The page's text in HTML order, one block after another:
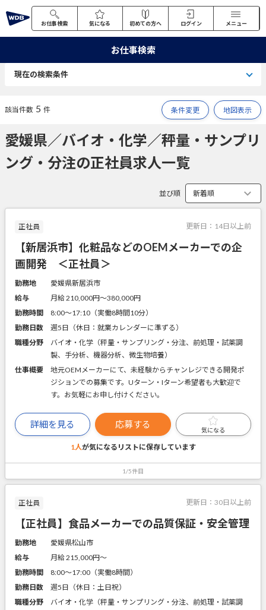
お仕事検索 気になる 初めての方へ ログイン メニュー
お仕事検索
現在の検索条件
該当件数 5 件 条件変更 地図表示
愛媛県／バイオ・化学／秤量・サンプリ
ング・分注の正社員求人一覧
並び順
正社員 更新日： 14日以上前
【新居浜市】化粧品などのOEMメーカーでの企
画開発 ＜正社員＞
勤務地
愛媛県新居浜市
給与
月給 210,000円〜380,000円
勤務時間
8:00～17:10（実働8時間10分）
勤務日数
週5日（休日：就業カレンダーに準ずる）
職種分野
バイオ・化学（秤量・サンプリング・分注、前処理・試薬調
製、手分析、機器分析、微生物培養）
仕事概要
地元OEMメーカーにて、未経験からチャンレジできる開発ポ
ジションでの募集です。Uターン・Iターン希望者も大歓迎で
す。お気軽にお申し付けください。
詳細を見る 応募する
気になる
1人が気になるリストに保存しています
1/5件目
正社員 更新日： 30日以上前
【正社員】食品メーカーでの品質保証・安全管理
勤務地
愛媛県松山市
給与
月給 215,000円〜
勤務時間
8:00～17:00（実働8時間）
勤務日数
週5日（休日：土日祝）
職種分野
バイオ・化学（秤量・サンプリング・分注、前処理・試薬調